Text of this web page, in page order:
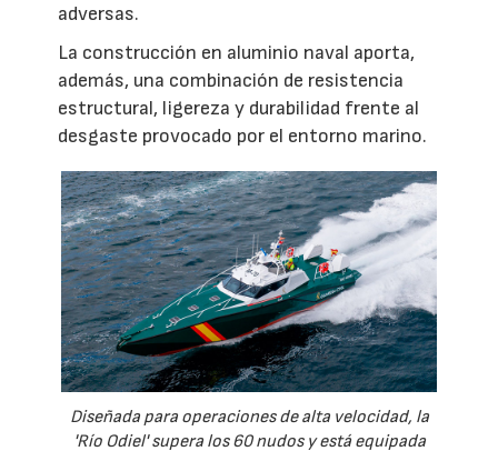
adversas.
La construcción en aluminio naval aporta,
además, una combinación de resistencia
estructural, ligereza y durabilidad frente al
desgaste provocado por el entorno marino.
Diseñada para operaciones de alta velocidad, la
'Río Odiel' supera los 60 nudos y está equipada